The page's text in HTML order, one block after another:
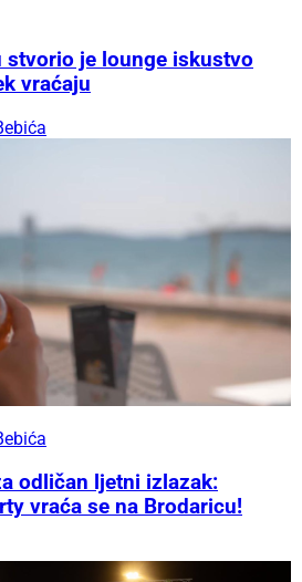
je lounge iskustvo
vraćaju
odličan ljetni izlazak:
vraća se na Brodaricu!